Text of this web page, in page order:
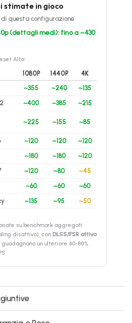
stimate in gioco
questa configurazione
(dettagli medi): fino a ~430
Alto:
1080P 1440P
4K
~355 ~240 ~135
~400 ~385 ~215
~225 ~155 ~85
~120 ~120 ~120
~180 ~180 ~120
~120 ~80 ~45
~60 ~60 ~60
~135 ~95 ~50
su benchmark aggregati
disattivo): con DLSS/FSR attivo
un ulteriore 40-80%.